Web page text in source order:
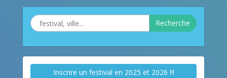
Recherche
Inscrire un festival en 2025 et 2026 !!!